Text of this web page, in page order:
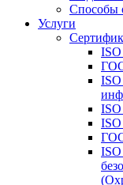
Способы
Услуги